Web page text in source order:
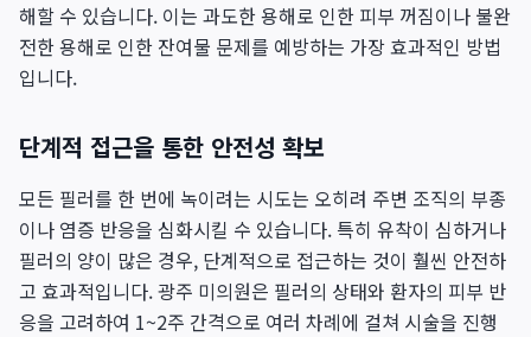
해할 수 있습니다. 이는 과도한 용해로 인한 피부 꺼짐이나 불완
전한 용해로 인한 잔여물 문제를 예방하는 가장 효과적인 방법
입니다.
단계적 접근을 통한 안전성 확보
모든 필러를 한 번에 녹이려는 시도는 오히려 주변 조직의 부종
이나 염증 반응을 심화시킬 수 있습니다. 특히 유착이 심하거나
필러의 양이 많은 경우, 단계적으로 접근하는 것이 훨씬 안전하
고 효과적입니다. 광주 미의원은 필러의 상태와 환자의 피부 반
응을 고려하여 1~2주 간격으로 여러 차례에 걸쳐 시술을 진행